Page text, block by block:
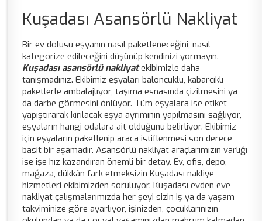
Kuşadası Asansörlü Nakliyat
Bir ev dolusu eşyanın nasıl paketleneceğini, nasıl
kategorize edileceğini düşünüp kendinizi yormayın.
Kuşadası asansörlü nakliyatekibimizle daha
tanışmadınız. Ekibimiz eşyaları baloncuklu, kabarcıklı
paketlerle ambalajlıyor, taşıma esnasında çizilmesini ya
da darbe görmesini önlüyor. Tüm eşyalara ise etiket
yapıştırarak kırılacak eşya ayrımının yapılmasını sağlıyor,
eşyaların hangi odalara ait olduğunu belirliyor. Ekibimiz
için eşyaların paketlenip araca istiflenmesi son derece
basit bir aşamadır. Asansörlü nakliyat araçlarımızın varlığı
ise işe hız kazandıran önemli bir detay. Ev, ofis, depo,
mağaza, dükkân fark etmeksizin Kuşadası nakliye
hizmetleri ekibimizden soruluyor. Kuşadası evden eve
nakliyat çalışmalarımızda her şeyi sizin iş ya da yaşam
takviminize göre ayarlıyor, işinizden, çocuklarınızın